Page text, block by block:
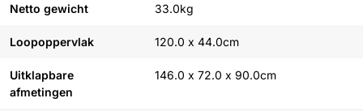
Netto gewicht 33.0kg
Loopoppervlak 120.0 x 44.0cm
Uitklapbare
afmetingen
146.0 x 72.0 x 90.0cm